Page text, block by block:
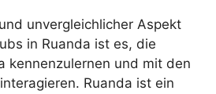
unvergleichlicher Aspekt
in Ruanda ist es, die
kennenzulernen und mit den
Ruanda ist ein